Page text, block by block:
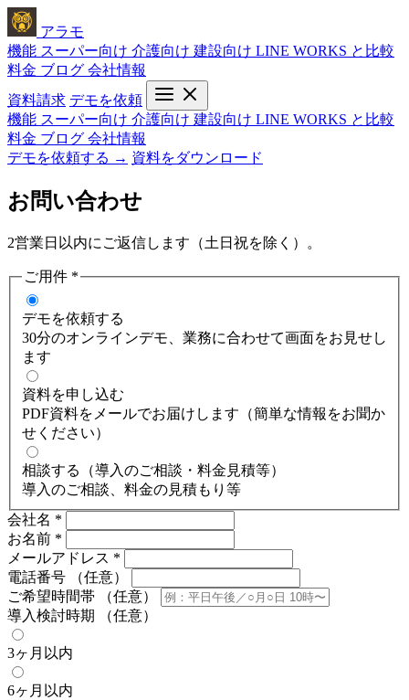
アラモ
機能 スーパー向け 介護向け 建設向け LINE WORKS と比較
料金 ブログ 会社情報
資料請求 デモを依頼
機能 スーパー向け 介護向け 建設向け LINE WORKS と比較
料金 ブログ 会社情報
デモを依頼する → 資料をダウンロード
お問い合わせ
2営業日以内にご返信します（土日祝を除く）。
ご用件 *
デモを依頼する
30分のオンラインデモ、業務に合わせて画面をお見せし
ます
資料を申し込む
PDF資料をメールでお届けします（簡単な情報をお聞か
せください）
相談する（導入のご相談・料金見積等）
導入のご相談、料金の見積もり等
会社名 *
お名前 *
メールアドレス *
電話番号
（任意）
ご希望時間帯
（任意）
導入検討時期
（任意）
3ヶ月以内
6ヶ月以内